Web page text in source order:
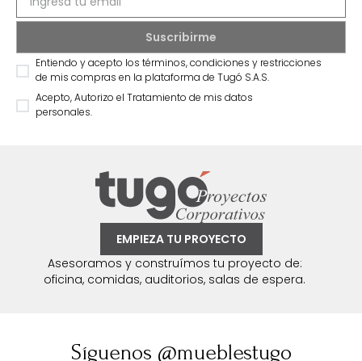
Entiendo y acepto los términos, condiciones y restricciones
de mis compras en la plataforma de Tugó S.A.S.
Acepto, Autorizo el Tratamiento de mis datos
personales.
EMPIEZA TU PROYECTO
Asesoramos y construímos tu proyecto de:
oficina, comidas, auditorios, salas de espera.
Síguenos @mueblestugo